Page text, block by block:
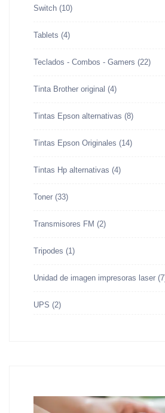
Switch (10)
Tablets (4)
Teclados - Combos - Gamers (22)
Tinta Brother original (4)
Tintas Epson alternativas (8)
Tintas Epson Originales (14)
Tintas Hp alternativas (4)
Toner (33)
Transmisores FM (2)
Tripodes (1)
Unidad de imagen impresoras laser
UPS (2)